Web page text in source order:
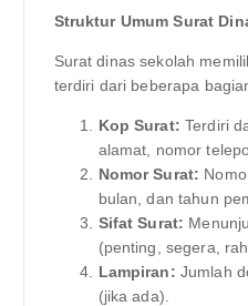
Struktur Umum Surat
Surat dinas sekolah
terdiri dari beberapa
Kop Surat: Terdiri
alamat, nomor
Nomor Surat:
bulan, dan tahun
Sifat Surat:
(penting, segera,
Lampiran: Jumlah
(jika ada).